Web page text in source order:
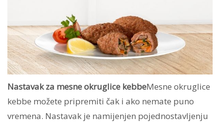
Nastavak za mesne okruglice kebbeMesne okruglice
kebbe možete pripremiti čak i ako nemate puno
vremena. Nastavak je namijenjen pojednostavljenju